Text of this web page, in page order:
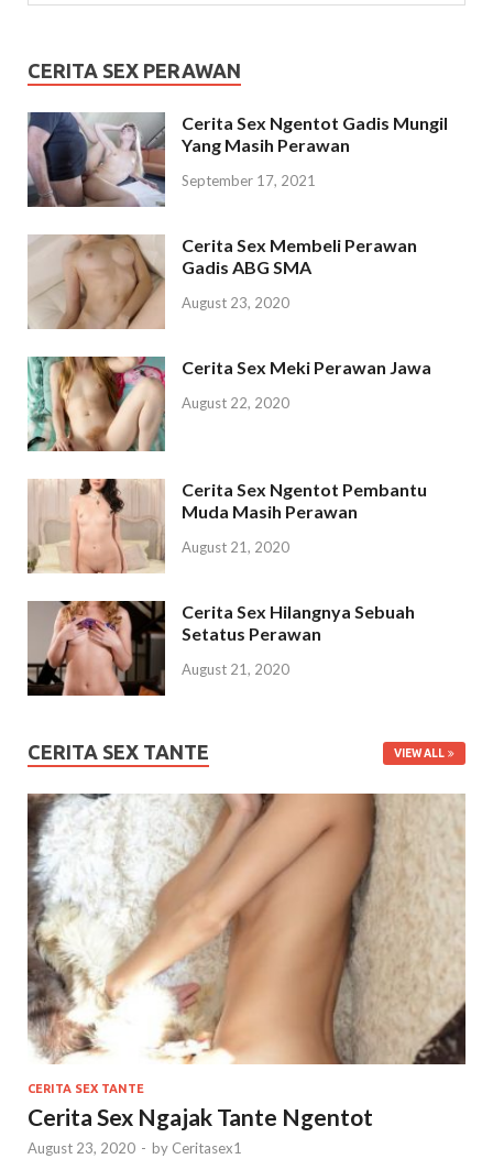
CERITA SEX PERAWAN
Cerita Sex Ngentot Gadis Mungil
Yang Masih Perawan
September 17, 2021
Cerita Sex Membeli Perawan
Gadis ABG SMA
August 23, 2020
Cerita Sex Meki Perawan Jawa
August 22, 2020
Cerita Sex Ngentot Pembantu
Muda Masih Perawan
August 21, 2020
Cerita Sex Hilangnya Sebuah
Setatus Perawan
August 21, 2020
CERITA SEX TANTE VIEW ALL
CERITA SEX TANTE
Cerita Sex Ngajak Tante Ngentot
August 23, 2020 - by Ceritasex1